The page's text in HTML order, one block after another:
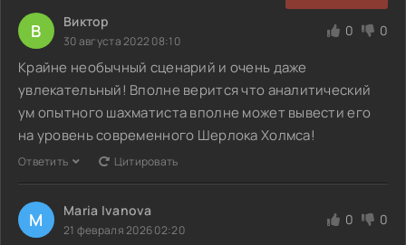
В Виктор
30 августа 2022 08:10
0 0
Крайне необычный сценарий и очень даже
увлекательный! Вполне верится что аналитический
ум опытного шахматиста вполне может вывести его
на уровень современного Шерлока Холмса!
Ответить Цитировать
M Maria Ivanova
21 февраля 2026 02:20
0 0